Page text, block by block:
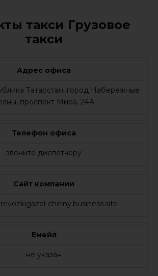
такси Грузовое
такси
Адрес офиса
Татарстан, город Набережные
проспект Мира, 24А
Телефон офиса
звоните диспетчеру
Сайт компании
chelny.business.site
Емейл
не указан